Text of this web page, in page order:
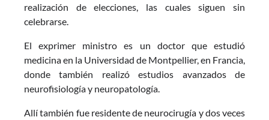
realización de elecciones, las cuales siguen sin
celebrarse.
El exprimer ministro es un doctor que estudió
medicina en la Universidad de Montpellier, en Francia,
donde también realizó estudios avanzados de
neurofisiología y neuropatología.
Allí también fue residente de neurocirugía y dos veces